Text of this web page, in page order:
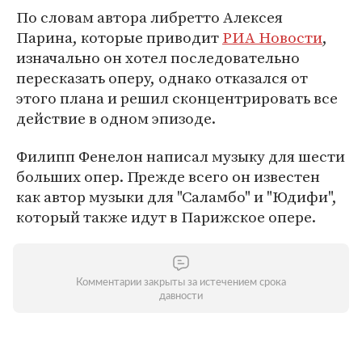
По словам автора либретто Алексея
Парина, которые приводитРИА Новости,
изначально он хотел последовательно
пересказать оперу, однако отказался от
этого плана и решил сконцентрировать все
действие в одном эпизоде.
Филипп Фенелон написал музыку для шести
больших опер. Прежде всего он известен
как автор музыки для "Саламбо" и "Юдифи",
который также идут в Парижское опере.
Комментарии закрыты за истечением срока
давности